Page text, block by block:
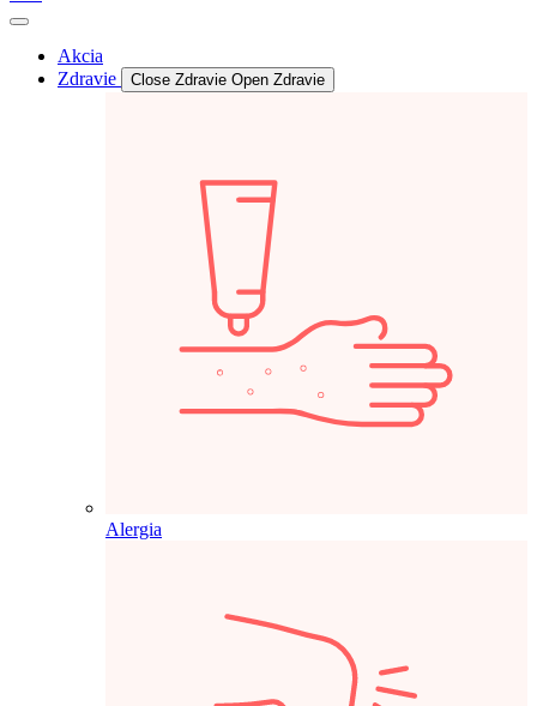
Akcia
Zdravie
Close Zdravie Open Zdravie
Alergia